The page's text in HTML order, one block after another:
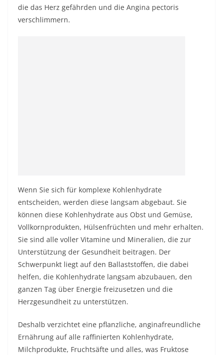
die das Herz gefährden und die Angina pectoris
verschlimmern.
Wenn Sie sich für komplexe Kohlenhydrate
entscheiden, werden diese langsam abgebaut. Sie
können diese Kohlenhydrate aus Obst und Gemüse,
Vollkornprodukten, Hülsenfrüchten und mehr erhalten.
Sie sind alle voller Vitamine und Mineralien, die zur
Unterstützung der Gesundheit beitragen. Der
Schwerpunkt liegt auf den Ballaststoffen, die dabei
helfen, die Kohlenhydrate langsam abzubauen, den
ganzen Tag über Energie freizusetzen und die
Herzgesundheit zu unterstützen.
Deshalb verzichtet eine pflanzliche, anginafreundliche
Ernährung auf alle raffinierten Kohlenhydrate,
Milchprodukte, Fruchtsäfte und alles, was Fruktose